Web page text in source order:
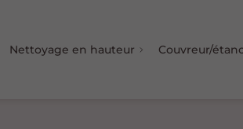
Nettoyage en hauteur Couvreur/